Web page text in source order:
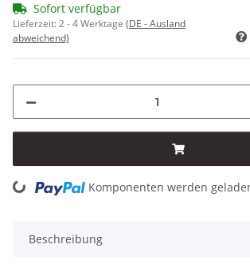
Sofort verfügbar
Lieferzeit:2 - 4 Werktage (DE - Ausland
abweichend)
Loading... Komponenten werden
Beschreibung